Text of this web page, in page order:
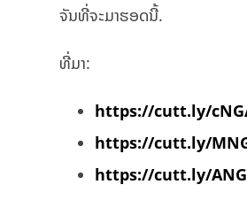
ຈັນທີ່ຈະມາຮອດນີ້.
ທີ່ມາ:
https://cutt.ly/
https://cutt.ly/
https://cutt.ly/